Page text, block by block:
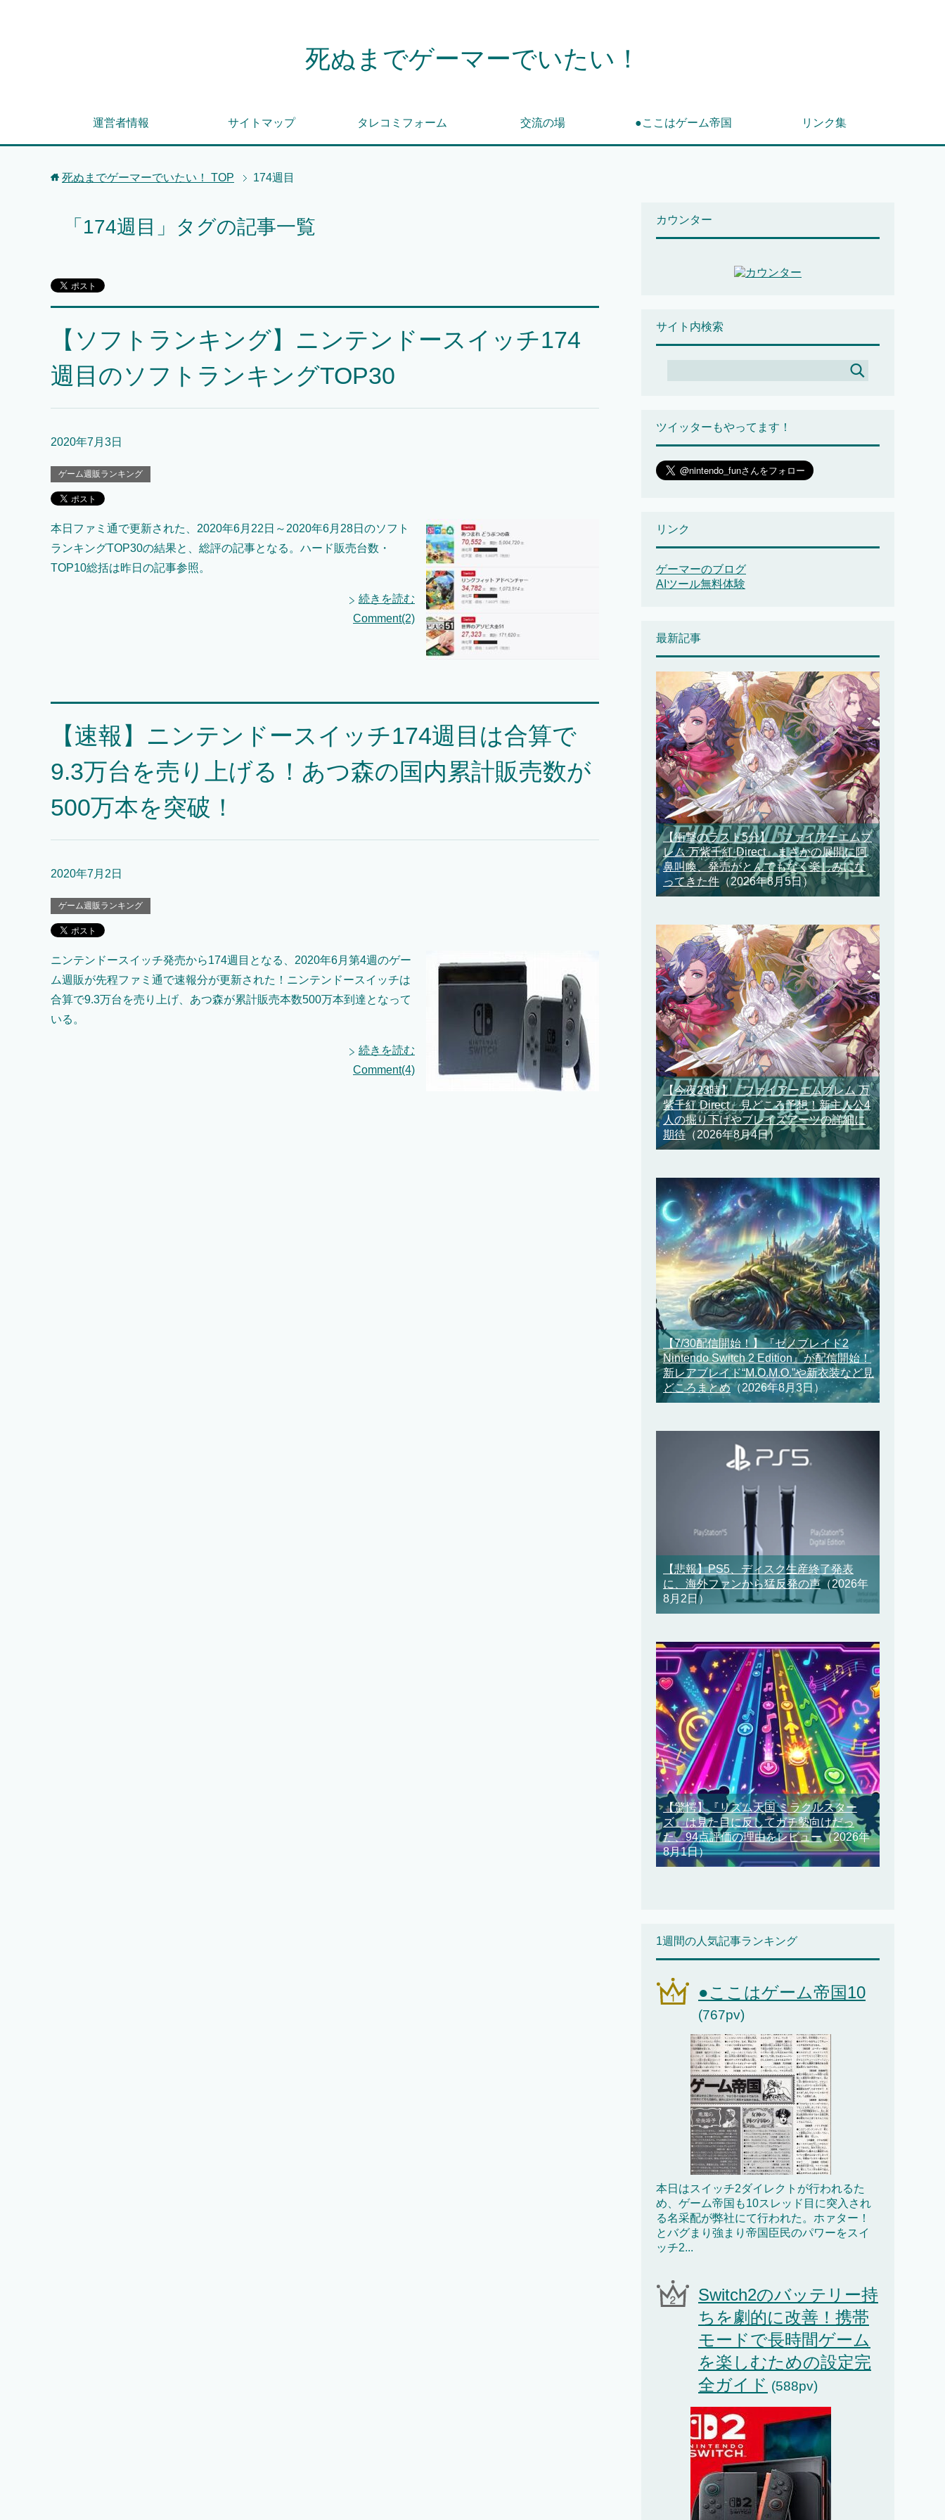
死ぬまでゲーマーでいたい！
運営者情報 サイトマップ タレコミフォーム 交流の場 ●ここはゲーム帝国 リンク集
死ぬまでゲーマーでいたい！ TOP 174週目
「174週目」タグの記事一覧
【ソフトランキング】ニンテンドースイッチ174
週目のソフトランキングTOP30
2020年7月3日
ゲーム週販ランキング
本日ファミ通で更新された、2020年6月22日～2020年6月28日のソフト
ランキングTOP30の結果と、総評の記事となる。ハード販売台数・
TOP10総括は昨日の記事参照。
続きを読む
Comment(2)
【速報】ニンテンドースイッチ174週目は合算で
9.3万台を売り上げる！あつ森の国内累計販売数が
500万本を突破！
2020年7月2日
ゲーム週販ランキング
ニンテンドースイッチ発売から174週目となる、2020年6月第4週のゲー
ム週販が先程ファミ通で速報分が更新された！ニンテンドースイッチは
合算で9.3万台を売り上げ、あつ森が累計販売本数500万本到達となって
いる。
続きを読む
Comment(4)
カウンター
サイト内検索
ツイッターもやってます！
リンク
ゲーマーのブログ
AIツール無料体験
最新記事
【衝撃のラスト5分】『ファイアーエムブ
レム 万紫千紅 Direct』まさかの展開に阿
鼻叫喚、発売がとんでもなく楽しみにな
ってきた件 （2026年8月5日）
【今夜23時】『ファイアーエムブレム 万
紫千紅 Direct』見どころ予想！新主人公4
人の掘り下げやブレイズアーツの詳細に
期待（2026年8月4日）
【7/30配信開始！】『ゼノブレイド2
Nintendo Switch 2 Edition』が配信開始！
新レアブレイド“M.O.M.O.”や新衣装など見
どころまとめ（2026年8月3日）
【悲報】PS5、ディスク生産終了発表
に、海外ファンから猛反発の声（2026年
8月2日）
【驚愕】『リズム天国 ミラクルスター
ズ』は見た目に反してガチ勢向けだっ
た、94点評価の理由をレビュー（2026年
8月1日）
1週間の人気記事ランキング
●ここはゲーム帝国10
(767pv)
本日はスイッチ2ダイレクトが行われるた
め、ゲーム帝国も10スレッド目に突入され
る名采配が弊社にて行われた。ホァター！
とバグまり強まり帝国臣民のパワーをスイ
ッチ2...
Switch2のバッテリー持
ちを劇的に改善！携帯
モードで長時間ゲーム
を楽しむための設定完
全ガイド (588pv)